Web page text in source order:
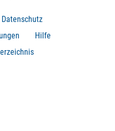
Datenschutz
Hilfe